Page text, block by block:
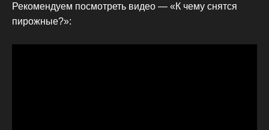
Рекомендуем посмотреть видео — «К чему снятся
пирожные?»: